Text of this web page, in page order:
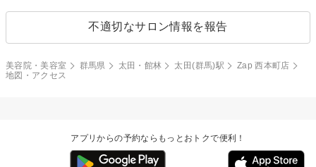
不適切なサロン情報を報告
美容院・美容室 群馬県 太田・館林 太田(群馬)駅
Zap 西本町店
地図・アクセス
アプリからの予約ならもっとおトクで便利！